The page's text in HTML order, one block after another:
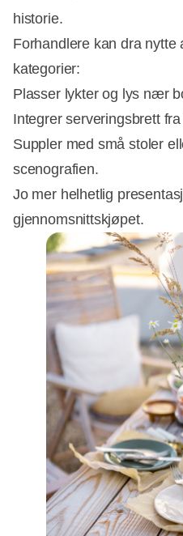
historie.
Forhandlere kan dra nytte
kategorier:
Plasser lykter og lys nær
Integrer serveringsbrett
Suppler med små stoler
scenografien.
Jo mer helhetlig
gjennomsnittskjøpet.